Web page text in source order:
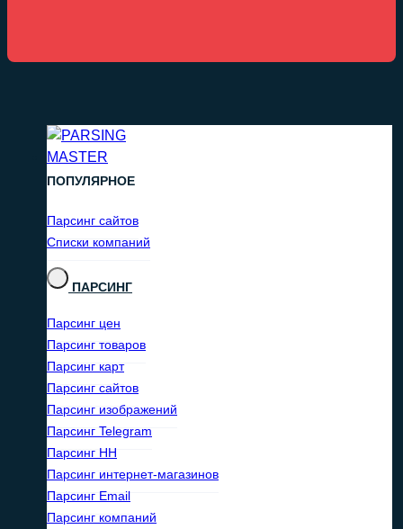
ПОПУЛЯРНОЕ
Парсинг сайтов
Списки компаний
ПАРСИНГ
Парсинг цен
Парсинг товаров
Парсинг карт
Парсинг сайтов
Парсинг изображений
Парсинг Telegram
Парсинг HH
Парсинг интернет-магазинов
Парсинг Email
Парсинг компаний